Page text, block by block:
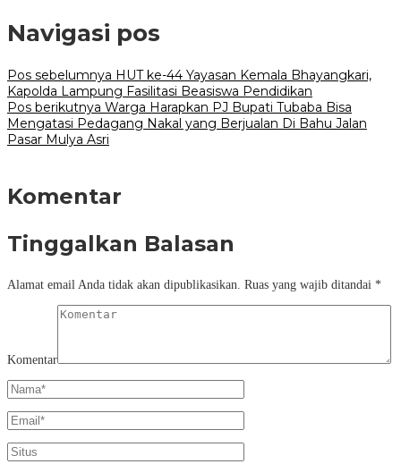
Navigasi pos
Pos sebelumnya HUT ke-44 Yayasan Kemala Bhayangkari,
Kapolda Lampung Fasilitasi Beasiswa Pendidikan
Pos berikutnya Warga Harapkan PJ Bupati Tubaba Bisa
Mengatasi Pedagang Nakal yang Berjualan Di Bahu Jalan
Pasar Mulya Asri
Komentar
Tinggalkan Balasan
Alamat email Anda tidak akan dipublikasikan. Ruas yang wajib ditandai *
Komentar